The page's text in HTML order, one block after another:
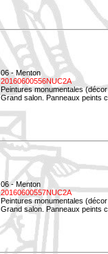
06 - Menton
20160600556NUC2A
Peintures monumentales
Grand salon. Panneaux peints
06 - Menton
20160600557NUC2A
Peintures monumentales
Grand salon. Panneaux peints